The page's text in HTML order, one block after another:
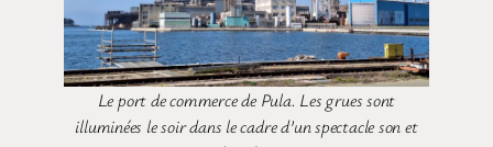
Le port de commerce de Pula. Les grues sont
illuminées le soir dans le cadre d’un spectacle son et